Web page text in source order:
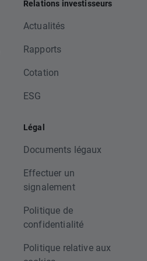
Relations investisseurs
Actualités
Rapports
Cotation
ESG
Légal
Documents légaux
Effectuer un
signalement
Politique de
confidentialité
Politique relative aux